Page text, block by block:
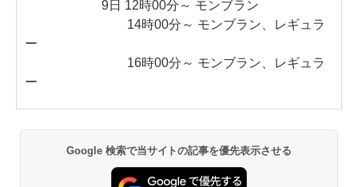
9日 12時00分～ モンブラン
14時00分～ モンブラン、レギュラ
ー
16時00分～ モンブラン、レギュラ
ー
Google 検索で当サイトの記事を優先表示させる